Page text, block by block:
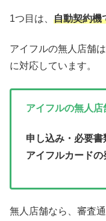
1つ目は、 自動契約機
アイフルの無人店舗
に対応しています。
アイフルの無人店
申し込み・必要書
アイフルカードの
無人店舗なら、審査